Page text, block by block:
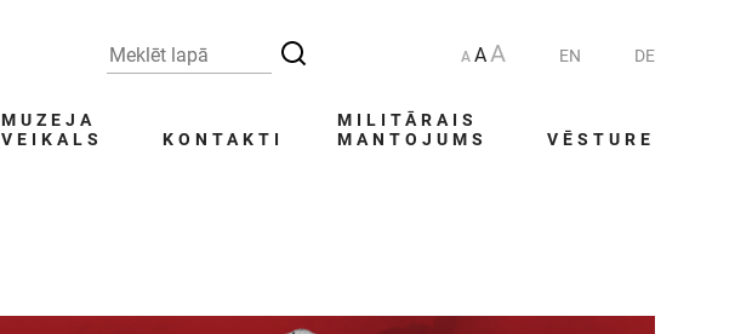
A AA EN DE
MUZEJA
VEIKALS
KONTAKTI
MILITĀRAIS
MANTOJUMS
VĒSTURE